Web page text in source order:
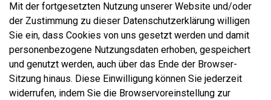
Mit der fortgesetzten Nutzung unserer Website und/oder
der Zustimmung zu dieser Datenschutzerklärung willigen
Sie ein, dass Cookies von uns gesetzt werden und damit
personenbezogene Nutzungsdaten erhoben, gespeichert
und genutzt werden, auch über das Ende der Browser-
Sitzung hinaus. Diese Einwilligung können Sie jederzeit
widerrufen, indem Sie die Browservoreinstellung zur